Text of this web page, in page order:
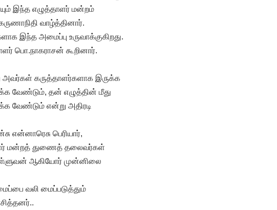
இந்த எழுத்தாளர் மன்றம்
வாழ்த்தினார்.
இந்த அமைப்பு உருவாக்குகிறது.
பொ.நாகராசன் கூறினார்.
அவர்கள் கருத்தாளர்களாக இருக்க
வேண்டும், தன் எழுத்தின் மீது
வேண்டும் என்று அதிரடி
என்னாரெசு பெரியார்,
மன்றத் துணைத் தலைவர்கள்
ஆகியோர் முன்னிலை
வலி மைப்படுத்தும்